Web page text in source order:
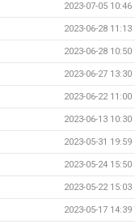
2023-07-05 10:46
2023-06-28 11:13
2023-06-28 10:50
2023-06-27 13:30
2023-06-22 11:00
2023-06-13 10:30
2023-05-31 19:59
2023-05-24 15:50
2023-05-22 15:03
2023-05-17 14:39